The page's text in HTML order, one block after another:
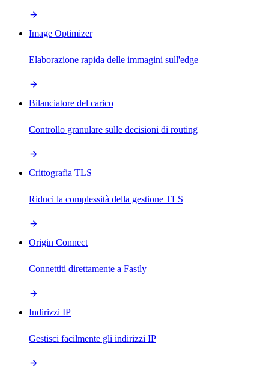
Image Optimizer
Elaborazione rapida delle immagini sull'edge
Bilanciatore del carico
Controllo granulare sulle decisioni di routing
Crittografia TLS
Riduci la complessità della gestione TLS
Origin Connect
Connettiti direttamente a Fastly
Indirizzi IP
Gestisci facilmente gli indirizzi IP